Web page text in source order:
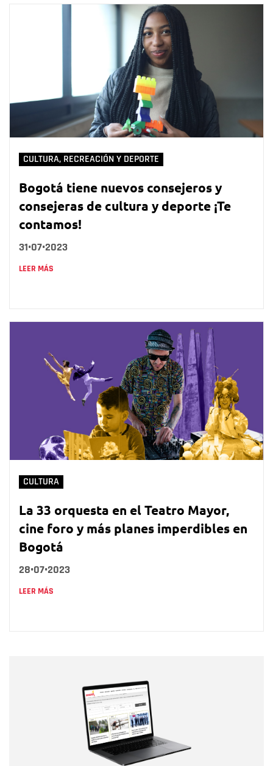
CULTURA, RECREACIÓN Y DEPORTE
Bogotá tiene nuevos consejeros y
consejeras de cultura y deporte ¡Te
contamos!
31•07•2023
LEER MÁS
CULTURA
La 33 orquesta en el Teatro Mayor,
cine foro y más planes imperdibles en
Bogotá
28•07•2023
LEER MÁS
Correo electrónico
Tipo de comentario